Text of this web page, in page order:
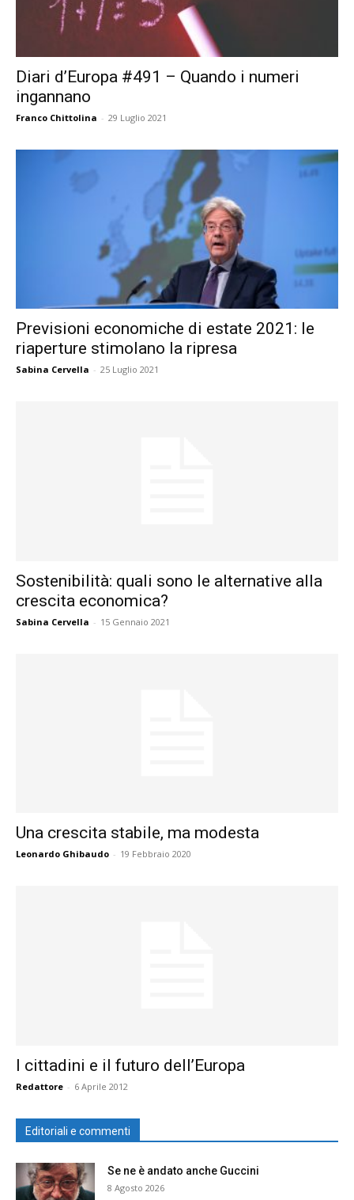
Diari d’Europa #491 – Quando i numeri
ingannano
Franco Chittolina - 29 Luglio 2021
Previsioni economiche di estate 2021: le
riaperture stimolano la ripresa
Sabina Cervella - 25 Luglio 2021
Sostenibilità: quali sono le alternative alla
crescita economica?
Sabina Cervella - 15 Gennaio 2021
Una crescita stabile, ma modesta
Leonardo Ghibaudo - 19 Febbraio 2020
I cittadini e il futuro dell’Europa
Redattore - 6 Aprile 2012
Editoriali e commenti
Se ne è andato anche Guccini
8 Agosto 2026